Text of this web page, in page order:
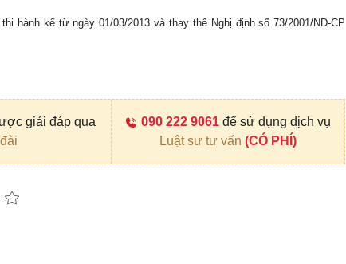
hành kể từ ngày 01/03/2013 và thay thế Nghị định số 73/2001/NĐ-CP
giải đáp qua
090 222 9061 để sử dụng dịch vụ
Luật sư tư vấn (CÓ PHÍ)